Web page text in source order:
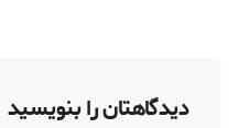
دیدگاهتان را بنویسید